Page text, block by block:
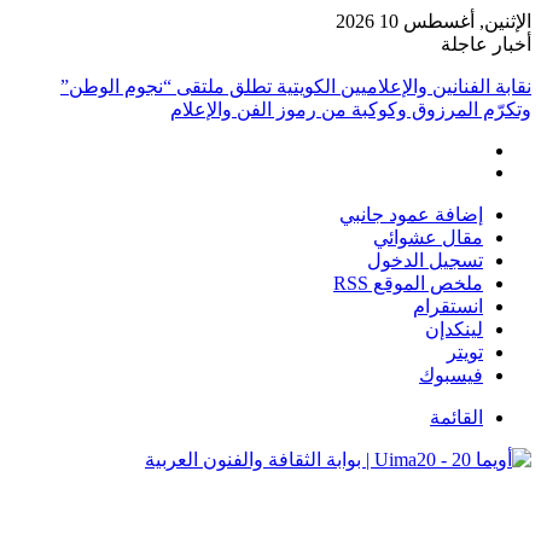
الإثنين, أغسطس 10 2026
أخبار عاجلة
نقابة الفنانين والإعلاميين الكويتية تطلق ملتقى “نجوم الوطن”
وتكرّم المرزوق وكوكبة من رموز الفن والإعلام
إضافة عمود جانبي
مقال عشوائي
تسجيل الدخول
ملخص الموقع RSS
انستقرام
لينكدإن
تويتر
فيسبوك
القائمة